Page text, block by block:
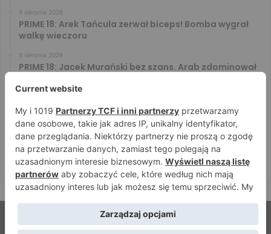
9 sierpnia 2026
PRIME 18: Arek Tańcula zerwał biceps! Bomba wygrał
walkę wieczoru
9 sierpnia 2026
PRIME 18: Jacek Murański bez szans. Arab zdominował
PRIME 18: Mariusz Wach rozbity przez 6. rywali. Gypsy
Team zwyciężył w 3. rundzie
8 sierpnia 2026
PRIME 18: Bagieta wrócił i wygrał. Wampirek przegrał w
2. rundzie
© Strefamma.pl 2026, Wszelkie prawa zastrzeżone |